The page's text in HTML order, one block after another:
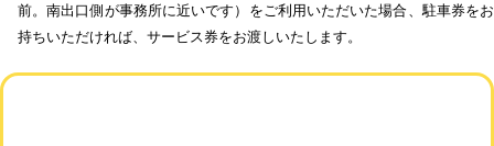
前。南出口側が事務所に近いです）をご利用いただいた場合、駐車券をお
持ちいただければ、サービス券をお渡しいたします。